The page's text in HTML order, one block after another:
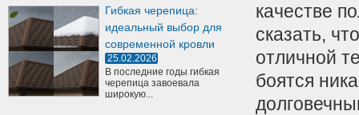
Гибкая черепица:
идеальный выбор для
современной кровли
25.02.2026
В последние годы гибкая
черепица завоевала
широкую...
качестве
сказать,
отличной
боятся